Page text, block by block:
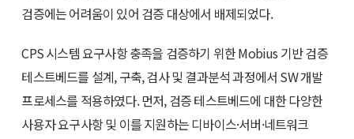
검증에는 어려움이 있어 검증 대상에서 배제되었다.
CPS 시스템 요구사항 충족을 검증하기 위한 Mobius 기반 검증
테스트베드를 설계, 구축, 검사 및 결과분석 과정에서 SW 개발
프로세스를 적용하였다. 먼저, 검증 테스트베드에 대한 다양한
사용자 요구사항 및 이를 지원하는 디바이스·서버·네트워크